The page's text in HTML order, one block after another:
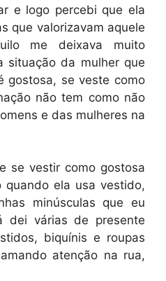
e logo percebi que ela
que valorizavam aquele
me deixava muito
situação da mulher que
gostosa, se veste como
não tem como não
e das mulheres na
se vestir como gostosa
quando ela usa vestido,
minúsculas que eu
dei várias de presente
biquínis e roupas
atenção na rua,